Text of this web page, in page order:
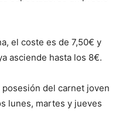
el coste es de 7,50€ y
asciende hasta los 8€.
del carnet joven
lunes, martes y jueves